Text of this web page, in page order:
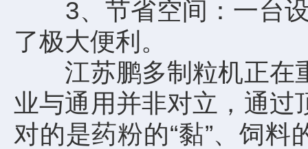
3、节省空间：一台设
了极大便利。
江苏鹏多制粒机正在重
业与通用并非对立，通过
对的是药粉的“黏”、饲料